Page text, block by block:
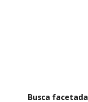
Busca facetada